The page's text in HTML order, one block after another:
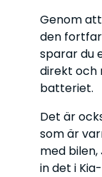
Genom
den
sparar du
direkt och
batteriet.
Det är
som är
med
in det i